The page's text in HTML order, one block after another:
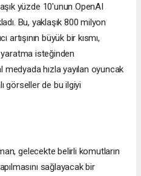
yüzde 10'unun OpenAI
Bu, yaklaşık 800 milyon
artışının büyük bir kısmı,
yaratma isteğinden
medyada hızla yayılan oyuncak
görseller de bu ilgiyi
gelecekte belirli komutların
sağlayacak bir